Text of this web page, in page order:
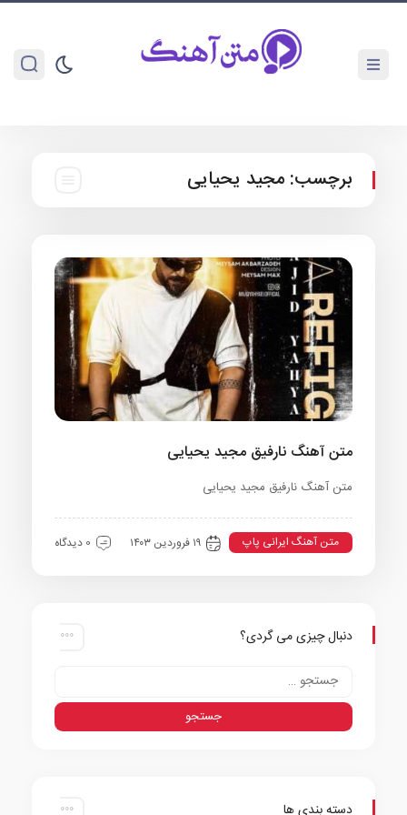
برچسب: مجید یحیایی
متن آهنگ نارفیق مجید یحیایی
متن آهنگ نارفیق مجید یحیایی
متن آهنگ ایرانی پاپ ۱۹ فروردین ۱۴۰۳ 0 دیدگاه
دنبال چیزی می گردی؟